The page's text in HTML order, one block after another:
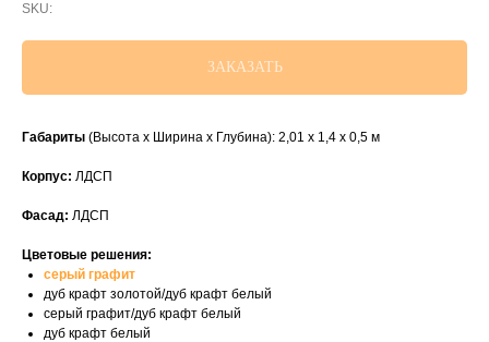
SKU:
ЗАКАЗАТЬ
Габариты (Высота х Ширина х Глубина): 2,01 х 1,4 х 0,5 м
Корпус: ЛДСП
Фасад: ЛДСП
Цветовые решения:
серый графит
дуб крафт золотой/дуб крафт белый
серый графит/дуб крафт белый
дуб крафт белый